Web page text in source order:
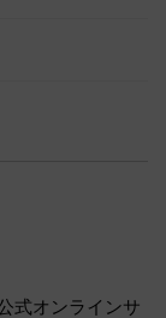
式オンラインサ